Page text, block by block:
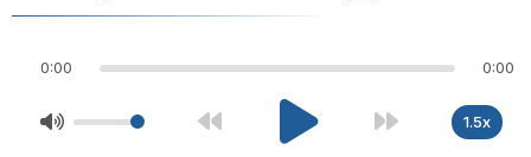
0:00 0:00
1.5x